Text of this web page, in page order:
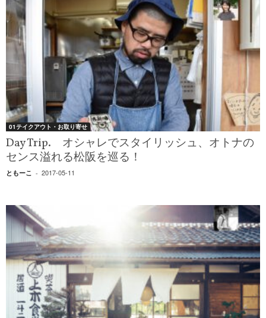
01テイクアウト・お取り寄せ
Day Trip. オシャレでスタイリッシュ、オトナの
センス溢れる松阪を巡る！
ともーこ - 2017-05-11